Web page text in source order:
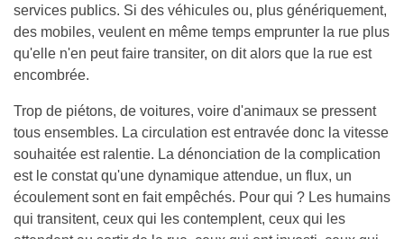
services publics. Si des véhicules ou, plus génériquement,
des mobiles, veulent en même temps emprunter la rue plus
qu'elle n'en peut faire transiter, on dit alors que la rue est
encombrée.
Trop de piétons, de voitures, voire d'animaux se pressent
tous ensembles. La circulation est entravée donc la vitesse
souhaitée est ralentie. La dénonciation de la complication
est le constat qu'une dynamique attendue, un flux, un
écoulement sont en fait empêchés. Pour qui ? Les humains
qui transitent, ceux qui les contemplent, ceux qui les